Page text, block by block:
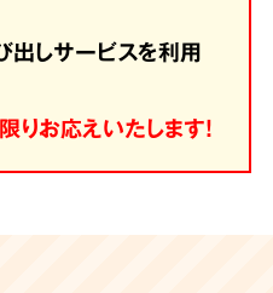
しサービスを利用
りお応えいたします！